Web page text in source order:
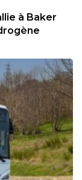
à Baker